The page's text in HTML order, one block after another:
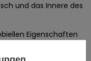
und das Innere des
Eigenschaften